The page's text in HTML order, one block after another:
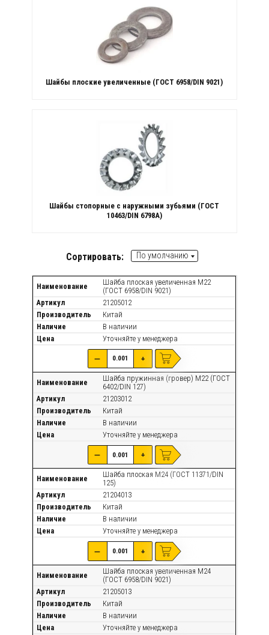
Шайбы плоские увеличенные (ГОСТ 6958/DIN 9021)
Шайбы стопорные с наружными зубьями (ГОСТ
10463/DIN 6798А)
Сортировать: По умолчанию
Наименование
Шайба плоская увеличенная М22
(ГОСТ 6958/DIN 9021)
Артикул
21205012
Производитель
Китай
Наличие
В наличии
Цена
Уточняйте у менеджера
— +
Наименование
Шайба пружинная (гровер) М22 (ГОСТ
6402/DIN 127)
Артикул
21203012
Производитель
Китай
Наличие
В наличии
Цена
Уточняйте у менеджера
— +
Наименование
Шайба плоская М24 (ГОСТ 11371/DIN
125)
Артикул
21204013
Производитель
Китай
Наличие
В наличии
Цена
Уточняйте у менеджера
— +
Наименование
Шайба плоская увеличенная М24
(ГОСТ 6958/DIN 9021)
Артикул
21205013
Производитель
Китай
Наличие
В наличии
Цена
Уточняйте у менеджера